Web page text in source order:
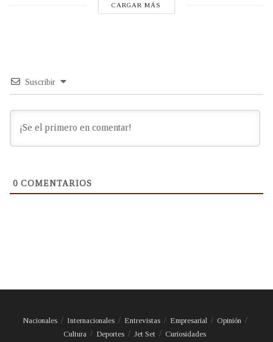
CARGAR MÁS
Suscribir
0 COMENTARIOS
Nacionales Internacionales Entrevistas Empresarial
Opinión
Cultura
Deportes Jet Set Curiosidades